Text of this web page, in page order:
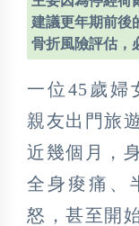
建議更年期前後
骨折風險評估，
一位45歲婦
親友出門旅
近幾個月，
全身痠痛、
怒，甚至開